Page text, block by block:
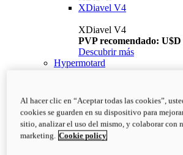
XDiavel V4
XDiavel V4
PVP recomendado: U$D
Descubrir más
Hypermotard
Al hacer clic en “Aceptar todas las cookies”,
cookies se guarden en su dispositivo para
sitio, analizar el uso del mismo, y colaborar con
marketing. Cookie policy